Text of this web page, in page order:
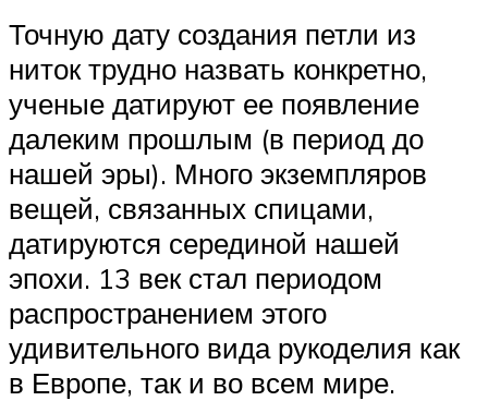
Точную дату создания петли из
ниток трудно назвать конкретно,
ученые датируют ее появление
далеким прошлым (в период до
нашей эры). Много экземпляров
вещей, связанных спицами,
датируются серединой нашей
эпохи. 13 век стал периодом
распространением этого
удивительного вида рукоделия как
в Европе, так и во всем мире.